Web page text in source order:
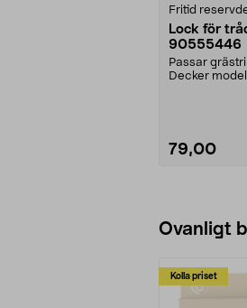
Fritid
Lock för
90555446
Passar
Decker
79,00
Ovanligt
Kolla priset